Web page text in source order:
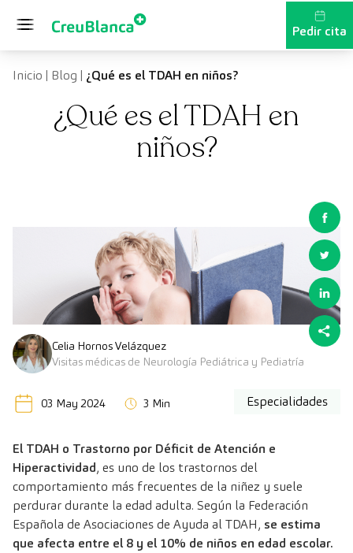
Pedir cita
Inicio | Blog | ¿Qué es el TDAH en niños?
¿Qué es el TDAH en
niños?
Celia Hornos Velázquez
Visitas médicas de Neurología Pediátrica y Pediatría
03 May 2024 3 Min Especialidades
El TDAH o Trastorno por Déficit de Atención e
Hiperactividad, es uno de los trastornos del
comportamiento más frecuentes de la niñez y suele
perdurar durante la edad adulta. Según la Federación
Española de Asociaciones de Ayuda al TDAH, se estima
que afecta entre el 8 y el 10% de niños en edad escolar.